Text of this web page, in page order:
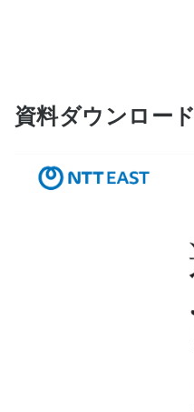
資料ダウンロード